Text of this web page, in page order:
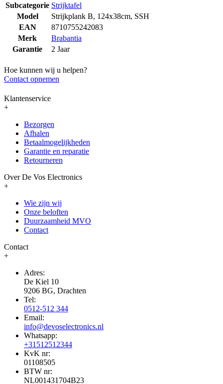
Subcategorie Strijktafel
Model
Strijkplank B, 124x38cm, SSH
EAN
8710755242083
Merk
Brabantia
Garantie
2 Jaar
Hoe kunnen wij u helpen?
Contact opnemen
Klantenservice
+
Bezorgen
Afhalen
Betaalmogelijkheden
Garantie en reparatie
Retourneren
Over De Vos Electronics
+
Wie zijn wij
Onze beloften
Duurzaamheid MVO
Contact
Contact
+
Adres:
De Kiel 10
9206 BG, Drachten
Tel:
0512-512 344
Email:
info@devoselectronics.nl
Whatsapp:
+31512512344
KvK nr:
01108505
BTW nr:
NL001431704B23